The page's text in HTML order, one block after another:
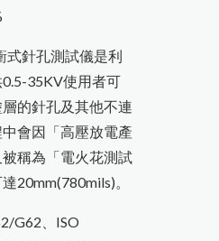
式針孔測試儀是利
35KV使用者可
的針孔及其他不連
會因「高壓放電產
稱為「電火花測試
20mm(780mils)。
G62、ISO